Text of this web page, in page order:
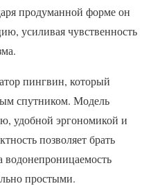
продуманной форме он
усиливая чувственность
пингвин, который
спутником. Модель
удобной эргономикой и
позволяет брать
водонепроницаемость
простыми.